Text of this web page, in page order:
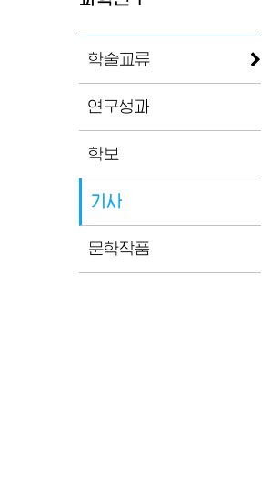
학술교류
연구성과
학보
기사
문학작품